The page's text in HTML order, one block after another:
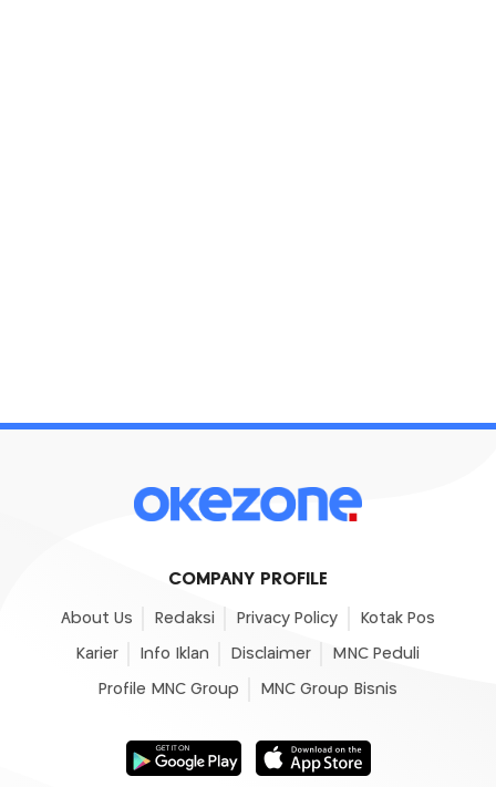
COMPANY PROFILE
About Us Redaksi Privacy Policy Kotak Pos
Karier Info Iklan Disclaimer MNC Peduli
Profile MNC Group MNC Group Bisnis